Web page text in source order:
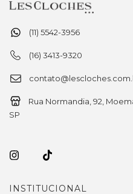
(11) 5542-3956
(16) 3413-9320
Rua Normandia, 92,
SP
INSTITUCIONAL